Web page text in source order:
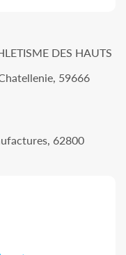
DES HAUTS
59666
62800